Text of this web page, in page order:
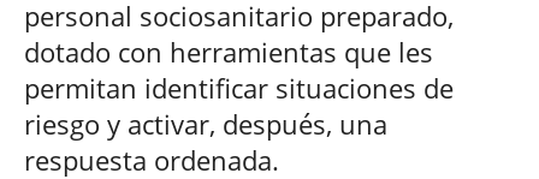
personal sociosanitario preparado,
dotado con herramientas que les
permitan identificar situaciones de
riesgo y activar, después, una
respuesta ordenada.